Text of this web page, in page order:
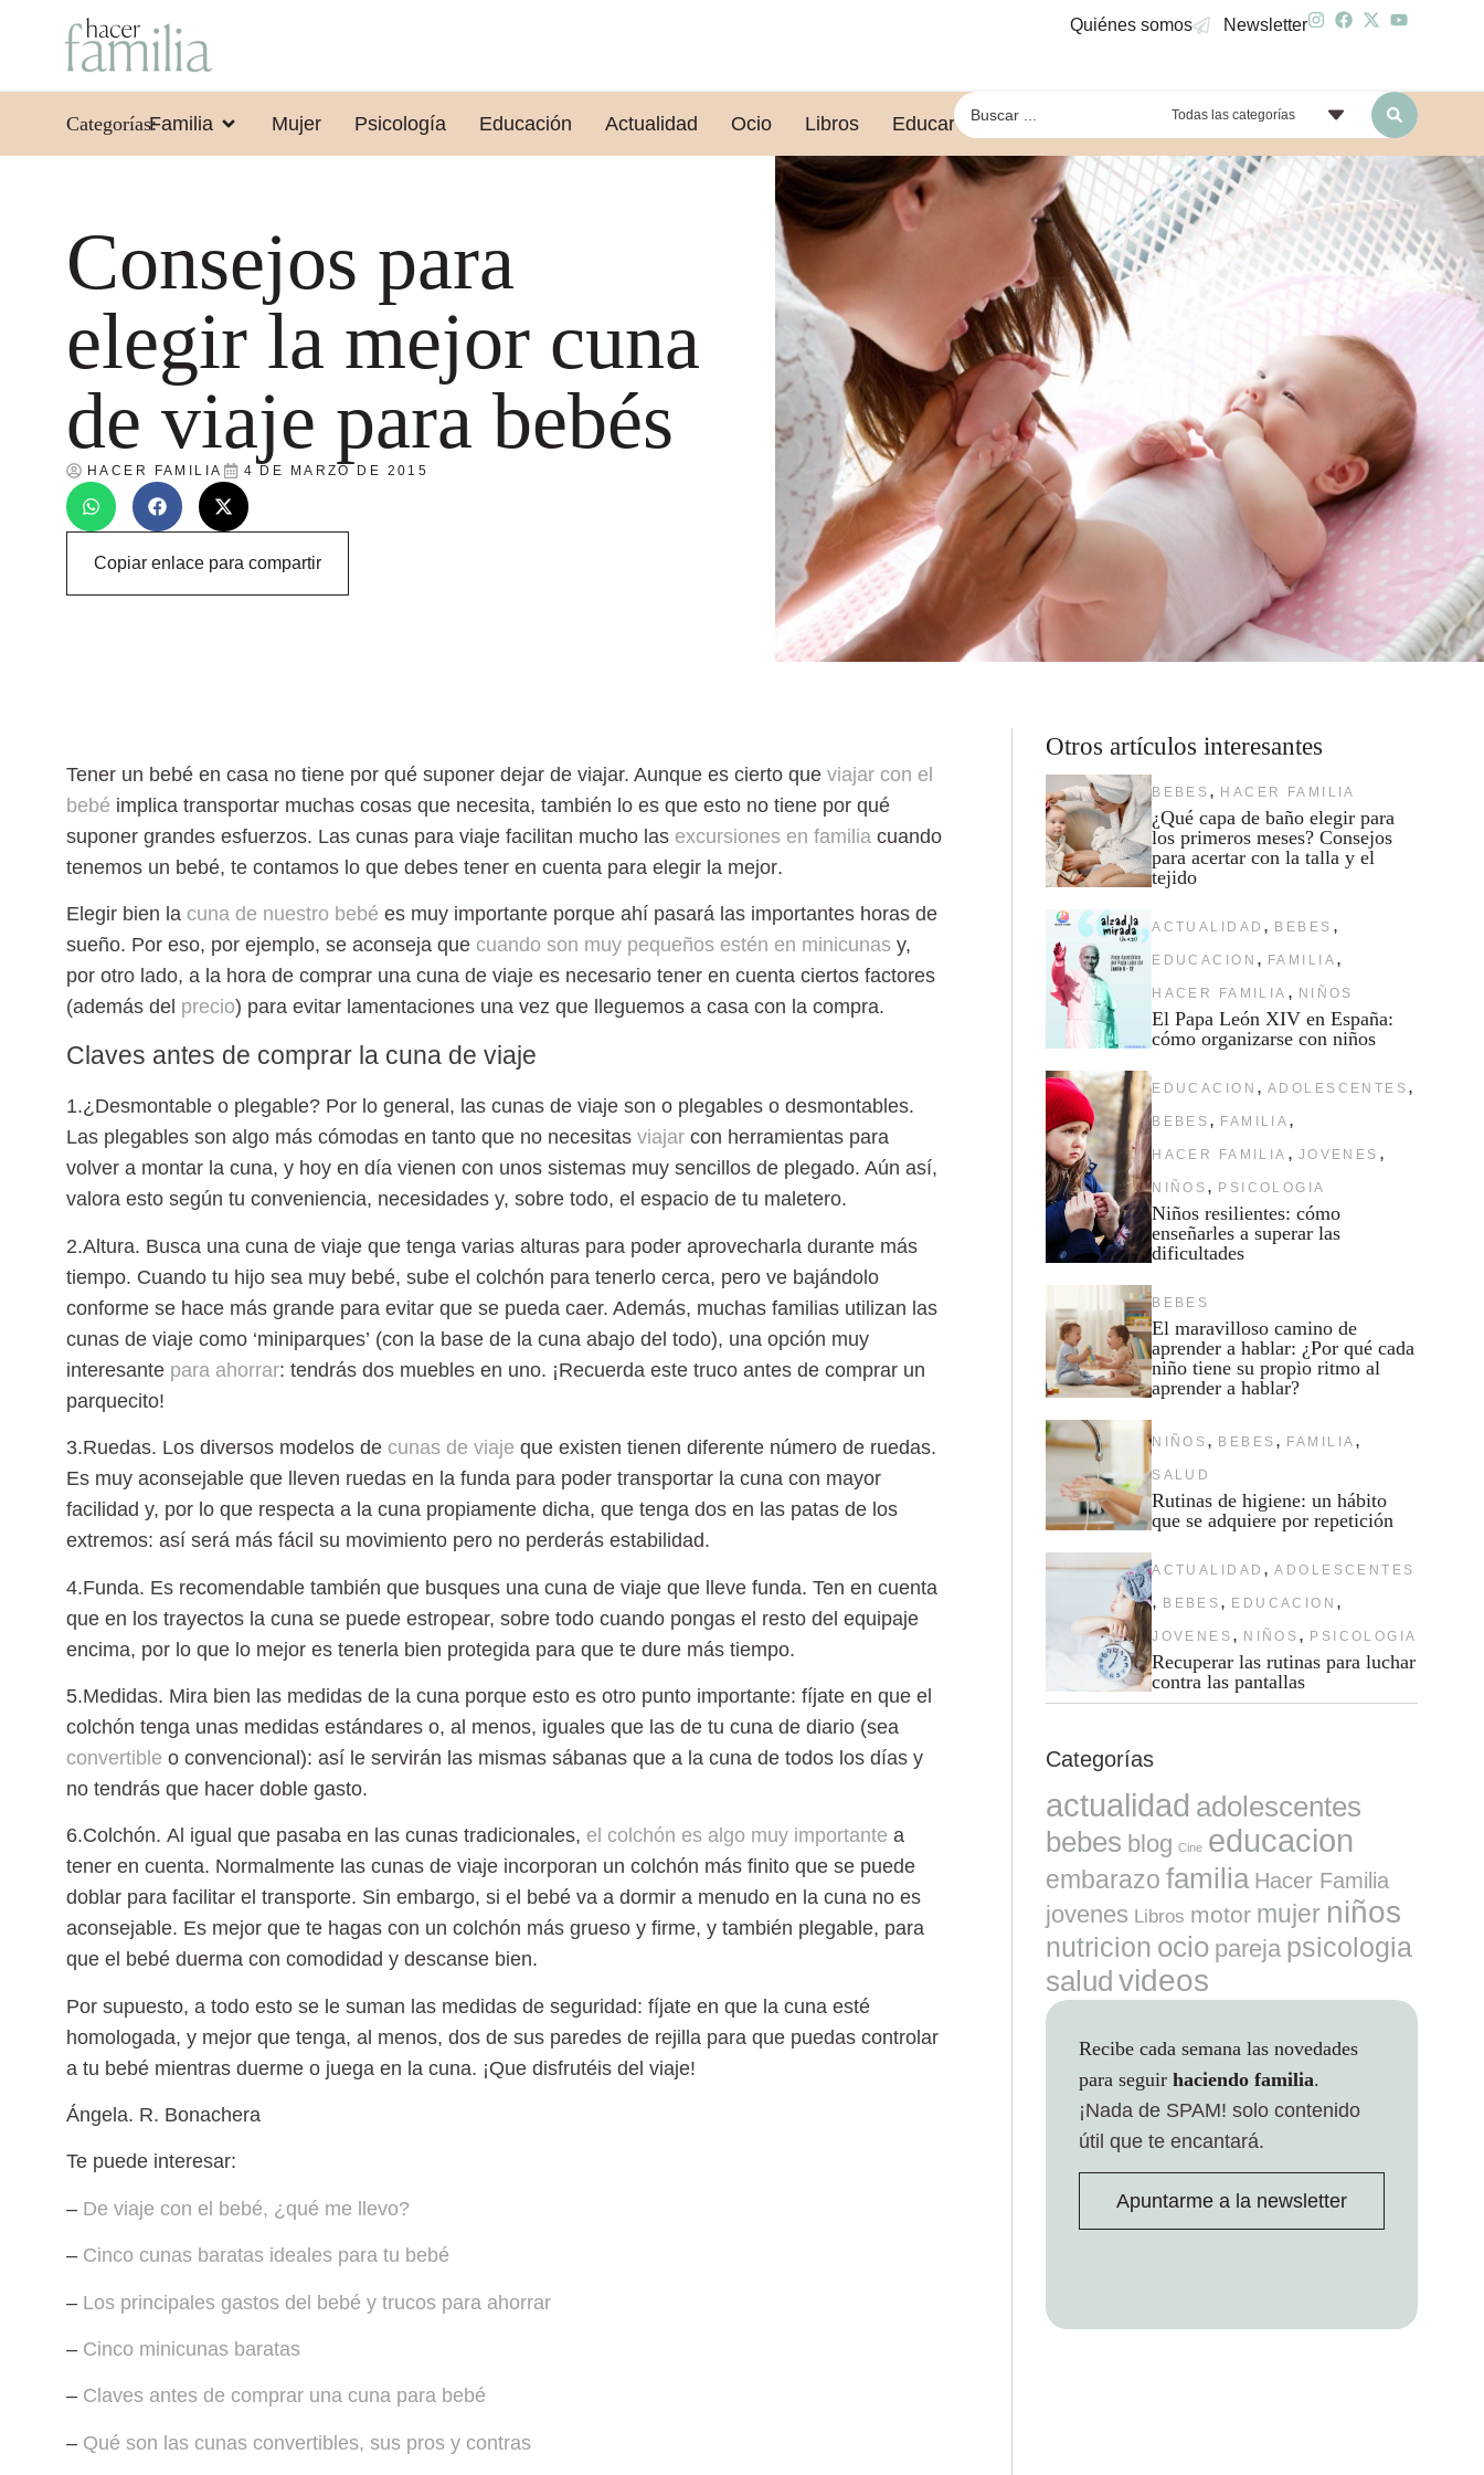
Quiénes somos Newsletter
Categorías:Familia Mujer Psicología Educación Actualidad Ocio Libros Educar leyendo Todas las categorías
Consejos para
elegir la mejor cuna
de viaje para bebés
HACER FAMILIA 4 DE MARZO DE 2015
Copiar enlace para compartir
Tener un bebé en casa no tiene por qué suponer dejar de viajar. Aunque es cierto que viajar con el
bebé implica transportar muchas cosas que necesita, también lo es que esto no tiene por qué
suponer grandes esfuerzos. Las cunas para viaje facilitan mucho las excursiones en familia cuando
tenemos un bebé, te contamos lo que debes tener en cuenta para elegir la mejor.
Elegir bien la cuna de nuestro bebé es muy importante porque ahí pasará las importantes horas de
sueño. Por eso, por ejemplo, se aconseja que cuando son muy pequeños estén en minicunas y,
por otro lado, a la hora de comprar una cuna de viaje es necesario tener en cuenta ciertos factores
(además del precio) para evitar lamentaciones una vez que lleguemos a casa con la compra.
Claves antes de comprar la cuna de viaje
1.¿Desmontable o plegable? Por lo general, las cunas de viaje son o plegables o desmontables.
Las plegables son algo más cómodas en tanto que no necesitas viajar con herramientas para
volver a montar la cuna, y hoy en día vienen con unos sistemas muy sencillos de plegado. Aún así,
valora esto según tu conveniencia, necesidades y, sobre todo, el espacio de tu maletero.
2.Altura. Busca una cuna de viaje que tenga varias alturas para poder aprovecharla durante más
tiempo. Cuando tu hijo sea muy bebé, sube el colchón para tenerlo cerca, pero ve bajándolo
conforme se hace más grande para evitar que se pueda caer. Además, muchas familias utilizan las
cunas de viaje como ‘miniparques’ (con la base de la cuna abajo del todo), una opción muy
interesante para ahorrar: tendrás dos muebles en uno. ¡Recuerda este truco antes de comprar un
parquecito!
3.Ruedas. Los diversos modelos de cunas de viaje que existen tienen diferente número de ruedas.
Es muy aconsejable que lleven ruedas en la funda para poder transportar la cuna con mayor
facilidad y, por lo que respecta a la cuna propiamente dicha, que tenga dos en las patas de los
extremos: así será más fácil su movimiento pero no perderás estabilidad.
4.Funda. Es recomendable también que busques una cuna de viaje que lleve funda. Ten en cuenta
que en los trayectos la cuna se puede estropear, sobre todo cuando pongas el resto del equipaje
encima, por lo que lo mejor es tenerla bien protegida para que te dure más tiempo.
5.Medidas. Mira bien las medidas de la cuna porque esto es otro punto importante: fíjate en que el
colchón tenga unas medidas estándares o, al menos, iguales que las de tu cuna de diario (sea
convertible o convencional): así le servirán las mismas sábanas que a la cuna de todos los días y
no tendrás que hacer doble gasto.
6.Colchón. Al igual que pasaba en las cunas tradicionales, el colchón es algo muy importante a
tener en cuenta. Normalmente las cunas de viaje incorporan un colchón más finito que se puede
doblar para facilitar el transporte. Sin embargo, si el bebé va a dormir a menudo en la cuna no es
aconsejable. Es mejor que te hagas con un colchón más grueso y firme, y también plegable, para
que el bebé duerma con comodidad y descanse bien.
Por supuesto, a todo esto se le suman las medidas de seguridad: fíjate en que la cuna esté
homologada, y mejor que tenga, al menos, dos de sus paredes de rejilla para que puedas controlar
a tu bebé mientras duerme o juega en la cuna. ¡Que disfrutéis del viaje!
Ángela. R. Bonachera
Te puede interesar:
– De viaje con el bebé, ¿qué me llevo?
– Cinco cunas baratas ideales para tu bebé
– Los principales gastos del bebé y trucos para ahorrar
– Cinco minicunas baratas
– Claves antes de comprar una cuna para bebé
– Qué son las cunas convertibles, sus pros y contras
Otros artículos interesantes
BEBES , HACER FAMILIA
¿Qué capa de baño elegir para
los primeros meses? Consejos
para acertar con la talla y el
tejido
ACTUALIDAD , BEBES ,
EDUCACION , FAMILIA ,
HACER FAMILIA , NIÑOS
El Papa León XIV en España:
cómo organizarse con niños
EDUCACION , ADOLESCENTES ,
BEBES , FAMILIA ,
HACER FAMILIA , JOVENES ,
NIÑOS , PSICOLOGIA
Niños resilientes: cómo
enseñarles a superar las
dificultades
BEBES
El maravilloso camino de
aprender a hablar: ¿Por qué cada
niño tiene su propio ritmo al
aprender a hablar?
NIÑOS , BEBES , FAMILIA ,
SALUD
Rutinas de higiene: un hábito
que se adquiere por repetición
ACTUALIDAD , ADOLESCENTES
, BEBES , EDUCACION ,
JOVENES , NIÑOS , PSICOLOGIA
Recuperar las rutinas para luchar
contra las pantallas
Categorías
actualidad adolescentes
bebes blog Cine educacion
embarazo familia Hacer Familia
jovenes Libros motor mujer niños
nutricion ocio pareja psicologia
salud videos
Recibe cada semana las novedades
para seguir haciendo familia.
¡Nada de SPAM! solo contenido
útil que te encantará.
Apuntarme a la newsletter